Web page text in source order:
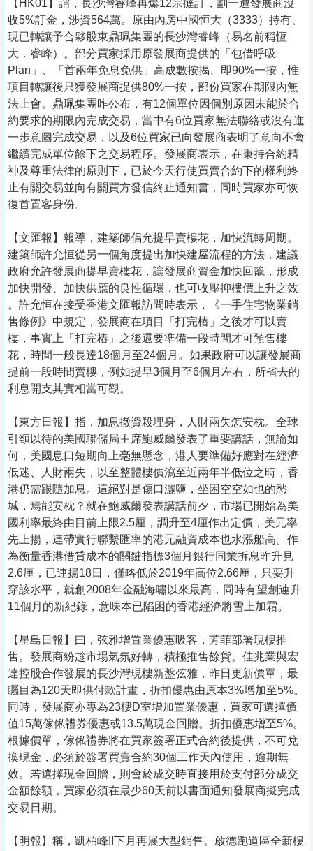
【HK01】謂，長沙灣睿峰再爆12宗撻訂，劃一遭發展商沒
收5%訂金，涉資564萬。原由內房中國恒大（3333）持有、
現已轉讓予合夥股東鼎珮集團的長沙灣睿峰（易名前稱恆
大．睿峰）。部分買家採用原發展商提供的「包借呼吸
Plan」、「首兩年免息免供」高成數按揭、即90%一按，惟
項目轉讓後只獲發展商提供80%一按，部份買家在期限內無
法上會。鼎珮集團昨公布，有12個單位因個別原因未能於合
約要求的期限內完成交易，當中有6位買家無法聯絡或沒有進
一步意圖完成交易，以及6位買家已向發展商表明了意向不會
繼續完成單位餘下之交易程序。發展商表示，在秉持合約精
神及尊重法律的原則下，已於今天行使買賣合約下的權利終
止有關交易並向有關買方發信終止通知書，同時買家亦可恢
復首置客身份。
【文匯報】報導，建築師倡允提早賣樓花，加快流轉周期。
建築師許允恒從另一個角度提出加快建屋流程的方法，建議
政府允許發展商提早賣樓花，讓發展商資金加快回籠，形成
加快開發、加快供應的良性循環，也可收壓抑樓價上升之效
。許允恒在接受香港文匯報訪問時表示，《一手住宅物業銷
售條例》中規定，發展商在項目「打完樁」之後才可以賣
樓，事實上「打完樁」之後還要準備一段時間才可預售樓
花，時間一般長達18個月至24個月。如果政府可以讓發展商
提前一段時間賣樓，例如提早3個月至6個月左右，所省去的
利息開支其實相當可觀。
【東方日報】指，加息撤資殺埋身，人財兩失怎安枕。全球
引頸以待的美國聯儲局主席鮑威爾發表了重要講話，無論如
何，美國息口短期向上毫無懸念，港人要準備好應對在經濟
低迷、人財兩失，以至整體樓價瀉至近兩年半低位之時，香
港仍需跟隨加息。這絕對是傷口灑鹽，坐困空空如也的愁
城，焉能安枕？就在鮑威爾發表講話前夕，市場已開始為美
國利率最終由目前上限2.5厘，調升至4厘作出定價，美元率
先上揚，連帶實行聯繫匯率的港元融資成本也水漲船高。作
為衡量香港借貸成本的關鍵指標3個月銀行同業拆息昨升見
2.6厘，已連揚18日，僅略低於2019年高位2.66厘，只要升
穿該水平，就創2008年金融海嘯以來最高，同時有望創連升
11個月的新紀錄，意味本已陷困的香港經濟將雪上加霜。
【星島日報】曰，弦雅增置業優惠吸客，芳菲部署現樓推
售。發展商紛趁市場氣氛好轉，積極推售餘貨。佳兆業與宏
達控股合作發展的長沙灣現樓新盤弦雅，昨日更新價單，最
矚目為120天即供付款計畫，折扣優惠由原本3%增加至5%。
同時，發展商亦專為23樓D室增加置業優惠，買家可選擇價
值15萬傢俬禮券優惠或13.5萬現金回贈。折扣優惠增至5%。
根據價單，傢俬禮券將在買家簽署正式合約後提供，不可兌
換現金，必須於簽署買賣合約30個工作天內使用，逾期無
效。若選擇現金回贈，則會於成交時直接用於支付部分成交
金額餘額，買家必須在最少60天前以書面通知發展商擬完成
交易日期。
【明報】稱，凱柏峰II下月再展大型銷售。啟德跑道區全新樓